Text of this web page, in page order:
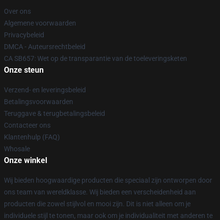
Over ons
Algemene voorwaarden
Privacybeleid
DMCA - Auteursrechtbeleid
CA SB657: Wet op de transparantie van de toeleveringsketen
Onze steun
Verzend- en leveringsbeleid
Betalingsvoorwaarden
Teruggave & terugbetalingsbeleid
Contacteer ons
Klantenhulp (FAQ)
Whosale
Onze winkel
Wij bieden hoogwaardige producten die speciaal zijn ontworpen door
ons team van wereldklasse. Wij bieden een verscheidenheid aan
producten die zowel stijlvol en mooi zijn. Dit is niet alleen om je
individuele stijl te tonen, maar ook om je individualiteit met anderen te